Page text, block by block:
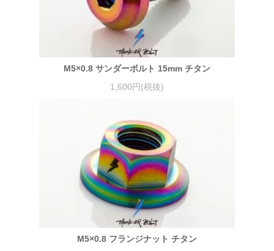
M5×0.8 サンダーボルト 15mm チタン
1,600円(税抜)
M5×0.8 フランジナット チタン